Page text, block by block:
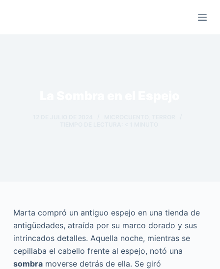
Marta compró un antiguo espejo en una tienda de
antigüedades, atraída por su marco dorado y sus
intrincados detalles. Aquella noche, mientras se
cepillaba el cabello frente al espejo, notó una
sombramoverse detrás de ella. Se giró